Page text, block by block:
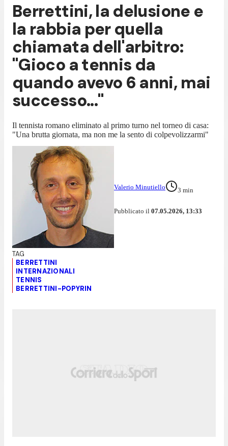
Berrettini, la delusione e
la rabbia per quella
chiamata dell'arbitro:
"Gioco a tennis da
quando avevo 6 anni, mai
successo..."
Il tennista romano eliminato al primo turno nel torneo di casa:
"Una brutta giornata, ma non me la sento di colpevolizzarmi"
Valerio Minutiello 3 min
Pubblicato il 07.05.2026, 13:33
BERRETTINI
INTERNAZIONALI
TENNIS
BERRETTINI-POPYRIN